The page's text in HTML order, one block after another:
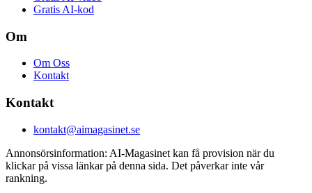
Gratis AI-kod
Om
Om Oss
Kontakt
Kontakt
kontakt@aimagasinet.se
Annonsörsinformation: AI-Magasinet kan få provision när du
klickar på vissa länkar på denna sida. Det påverkar inte vår
rankning.